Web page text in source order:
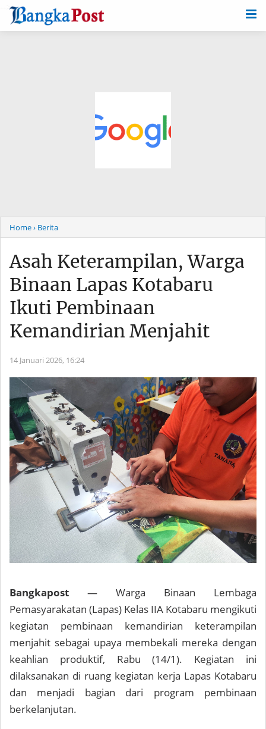
-->
Home› Berita
Asah Keterampilan, Warga
Binaan Lapas Kotabaru
Ikuti Pembinaan
Kemandirian Menjahit
14 Januari 2026, 16:24
Bangkapost — Warga Binaan Lembaga
Pemasyarakatan (Lapas) Kelas IIA Kotabaru mengikuti
kegiatan pembinaan kemandirian keterampilan
menjahit sebagai upaya membekali mereka dengan
keahlian produktif, Rabu (14/1). Kegiatan ini
dilaksanakan di ruang kegiatan kerja Lapas Kotabaru
dan menjadi bagian dari program pembinaan
berkelanjutan.